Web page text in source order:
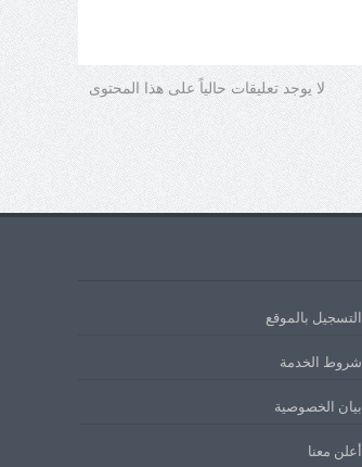
لا يوجد تعليقات حالياً على هذا المحتوى
التسجيل بالموقع
شروط الخدمة
بيان الخصوصية
أعلن معنا